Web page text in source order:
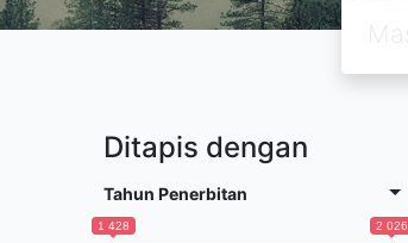
Ditapis dengan
Tahun Penerbitan
1 428 2 026